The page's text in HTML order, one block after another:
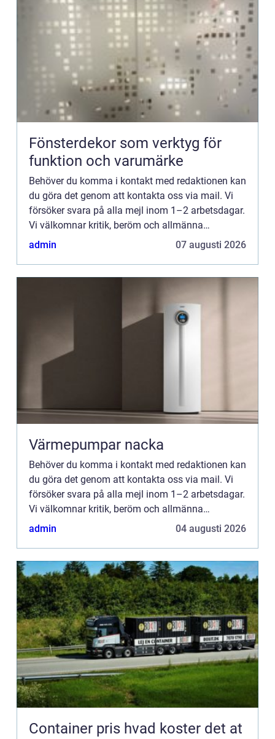
Fönsterdekor som verktyg för
funktion och varumärke
Behöver du komma i kontakt med redaktionen kan
du göra det genom att kontakta oss via mail. Vi
försöker svara på alla mejl inom 1–2 arbetsdagar.
Vi välkomnar kritik, beröm och allmänna
kommentarer till innehållet på vår sida.
admin 07 augusti 2026
Värmepumpar nacka
Behöver du komma i kontakt med redaktionen kan
du göra det genom att kontakta oss via mail. Vi
försöker svara på alla mejl inom 1–2 arbetsdagar.
Vi välkomnar kritik, beröm och allmänna
kommentarer till innehållet på vår sida.
admin 04 augusti 2026
Container pris hvad koster det at